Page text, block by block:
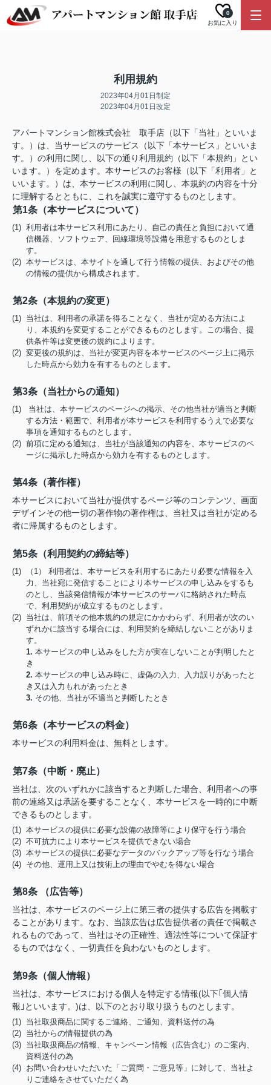
お気に入り
0
利用規約
2023年04月01日制定
2023年04月01日改定
アパートマンション館株式会社 取手店（以下「当社」といいま
す。）は、当サービスのサービス（以下「本サービス」といいま
す。）の利用に関し、以下の通り利用規約（以下「本規約」とい
います。）を定めます。本サービスのお客様（以下「利用者」と
いいます。）は、本サービスの利用に関し、本規約の内容を十分
に理解するとともに、これを誠実に遵守するものとします。
第1条（本サービスについて）
(1) 利用者は本サービス利用にあたり、自己の責任と負担において通
信機器、ソフトウェア、回線環境等設備を用意するものとしま
す。
(2) 本サービスは、本サイトを通して行う情報の提供、およびその他
の情報の提供から構成されます。
第2条（本規約の変更）
(1) 当社は、利用者の承諾を得ることなく、当社が定める方法によ
り、本規約を変更することができるものとします。この場合、提
供条件等は変更後の規約によります。
(2) 変更後の規約は、当社が変更内容を本サービスのページ上に掲示
した時点から効力を有するものとします。
第3条（当社からの通知）
(1) 当社は、本サービスのページへの掲示、その他当社が適当と判断
する方法・範囲で、利用者が本サービスを利用するうえで必要な
事項を通知するものとします。
(2) 前項に定める通知は、当社が当該通知の内容を、本サービスのペ
ージに掲示した時点から効力を有するものとします。
第4条（著作権）
本サービスにおいて当社が提供するページ等のコンテンツ、画面
デザインその他一切の著作物の著作権は、当社又は当社が定める
者に帰属するものとします。
第5条（利用契約の締結等）
(1) （1） 利用者は、本サービスを利用するにあたり必要な情報を入
力、当社宛に発信することにより本サービスの申し込みをするも
のとし、当該発信情報が本サービスのサーバに格納された時点
で、利用契約が成立するものとします。
(2) 当社は、前項その他本規約の規定にかかわらず、利用者が次のい
ずれかに該当する場合には、利用契約を締結しないことがありま
す。
1. 本サービスの申し込みをした方が実在しないことが判明したと
き
2. 本サービスの申し込み時に、虚偽の入力、入力誤りがあったと
き又は入力もれがあったとき
3. その他、当社が不適当と判断したとき
第6条（本サービスの料金）
本サービスの利用料金は、無料とします。
第7条（中断・廃止）
当社は、次のいずれかに該当すると判断した場合、利用者への事
前の連絡又は承諾を要することなく、本サービスを一時的に中断
できるものとします。
(1) 本サービスの提供に必要な設備の故障等により保守を行う場合
(2) 不可抗力により本サービスを提供できない場合
(3) 本サービスの提供に必要なデータのバックアップ等を行なう場合
(4) その他、運用上又は技術上の理由でやむを得ない場合
第8条 （広告等）
当社は、本サービスのページ上に第三者の提供する広告を掲載す
ることがあります。なお、当該広告は広告提供者の責任で掲載さ
れるものであって、当社はその正確性、適法性等について保証す
るものではなく、一切責任を負わないものとします。
第9条（個人情報）
当社は、本サービスにおける個人を特定する情報(以下｢個人情
報｣といいます。)は、以下のとおり取り扱うものとします。
(1) 当社取扱商品に関するご連絡、ご通知、資料送付の為
(2) 当社からの情報提供の為
(3) 当社取扱商品の情報、キャンペーン情報（広告含む）のご案内、
資料送付の為
(4) お問い合わせいただいた「ご質問・ご意見等」に対して、当社よ
りご連絡をさせていただく為